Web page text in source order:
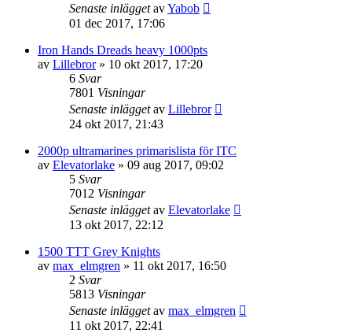
Senaste inläggetavYabob
01 dec 2017, 17:06
Iron Hands Dreads heavy 1000pts
av Lillebror» 10 okt 2017, 17:20
6 Svar
7801 Visningar
Senaste inläggetav Lillebror
24 okt 2017, 21:43
2000p ultramarines primarislista för ITC
av Elevatorlake » 09 aug 2017, 09:02
5 Svar
7012 Visningar
Senaste inläggetav Elevatorlake
13 okt 2017, 22:12
1500 TTT Grey Knights
av max_elmgren » 11 okt 2017, 16:50
2 Svar
5813 Visningar
Senaste inläggetav max_elmgren
11 okt 2017, 22:41